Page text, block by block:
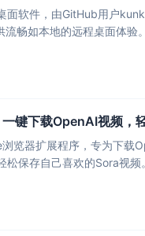
件，由GitHub用户
畅如本地的远程桌面体验
键下载OpenAI视频，
览器扩展程序，专为下载